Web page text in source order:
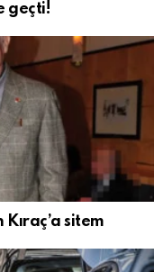
geçti!
Kıraç’a sitem